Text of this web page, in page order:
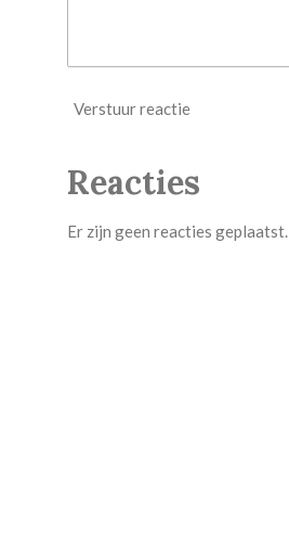
Verstuur reactie
Reacties
Er zijn geen reacties geplaatst.